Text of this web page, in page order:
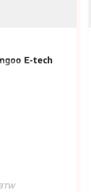
E-tech